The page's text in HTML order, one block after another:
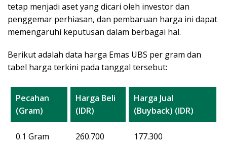
tetap menjadi aset yang dicari oleh investor dan
penggemar perhiasan, dan pembaruan harga ini dapat
memengaruhi keputusan dalam berbagai hal.
Berikut adalah data harga Emas UBS per gram dan
tabel harga terkini pada tanggal tersebut:
Pecahan
(Gram)
Harga Beli
(IDR)
Harga Jual
(Buyback) (IDR)
0.1 Gram 260.700 177.300